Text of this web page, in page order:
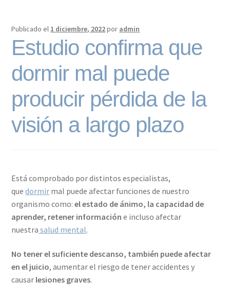
Publicado el 1 diciembre, 2022por admin
Estudio confirma que
dormir mal puede
producir pérdida de la
visión a largo plazo
Está comprobado por distintos especialistas,
quedormir mal puede afectar funciones de nuestro
organismo como:el estado de ánimo, la capacidad de
aprender, retener información e incluso afectar
nuestra salud mental.
No tener el suficiente descanso, también puede afectar
en el juicio, aumentar el riesgo de tener accidentes y
causar lesiones graves.